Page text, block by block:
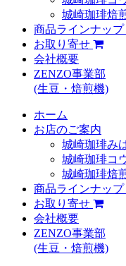
城崎珈琲焙
商品ラインナップ
お取り寄せ
会社概要
ZENZO事業部
(生豆・焙煎機)
ホーム
お店のご案内
城崎珈琲み
城崎珈琲コ
城崎珈琲焙
商品ラインナップ
お取り寄せ
会社概要
ZENZO事業部
(生豆・焙煎機)